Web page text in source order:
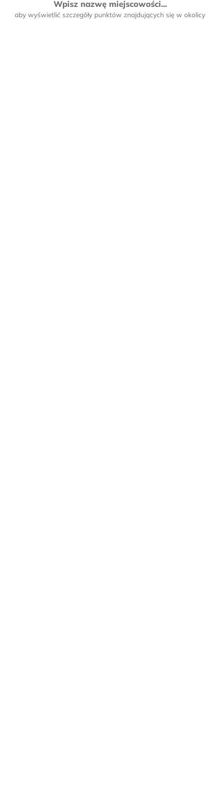
Wpisz nazwę miejscowości...
aby wyświetlić szczegóły punktów znajdujących się w okolicy